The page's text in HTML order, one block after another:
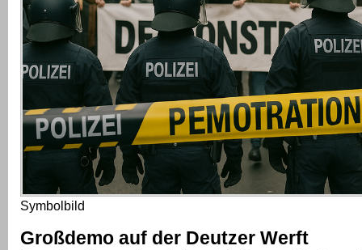
Symbolbild
Großdemo auf der Deutzer Werft